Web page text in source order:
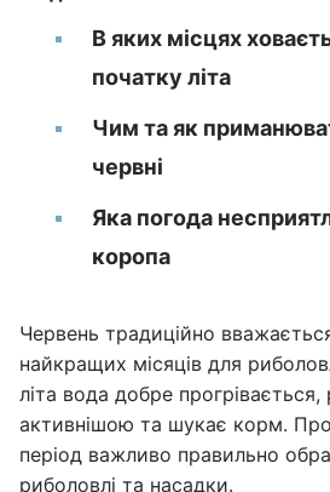
В яких місцях
початку літа
Чим та як
червні
Яка погода
коропа
Червень традиційно
найкращих місяців для
літа вода добре прогрівається,
активнішою та шукає корм.
період важливо правильно
риболовлі та насадки.